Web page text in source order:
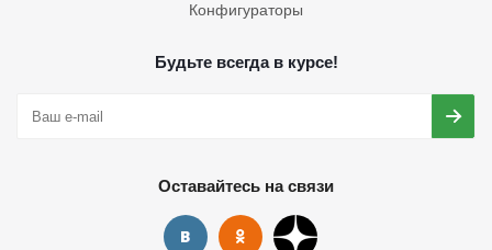
Конфигураторы
Будьте всегда в курсе!
Оставайтесь на связи